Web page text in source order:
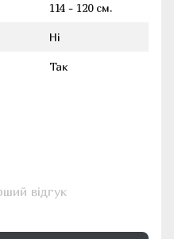
114 - 120 см.
Ні
Так
відгук